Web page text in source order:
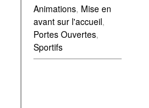
Animations, Mise en
avant sur l'accueil,
Portes Ouvertes,
Sportifs